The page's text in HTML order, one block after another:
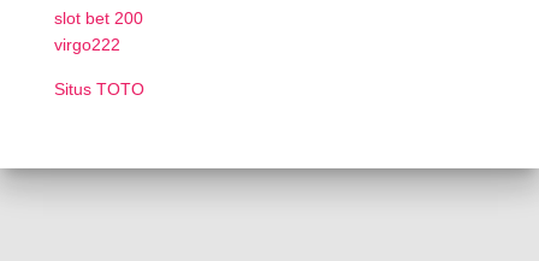
slot bet 200
virgo222
Situs TOTO